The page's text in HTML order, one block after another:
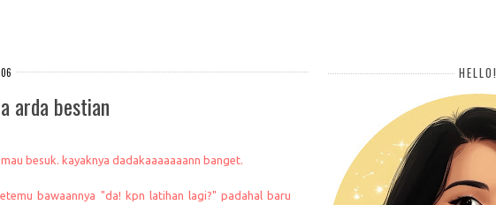
arda bestian
besuk. kayaknya dadakaaaaaaann banget.
bawaannya "da! kpn latihan lagi?" padahal baru
HELLO!